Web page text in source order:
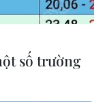
số trường